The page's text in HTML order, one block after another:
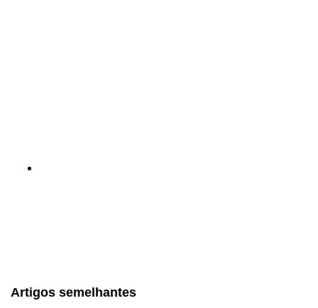
Artigos semelhantes